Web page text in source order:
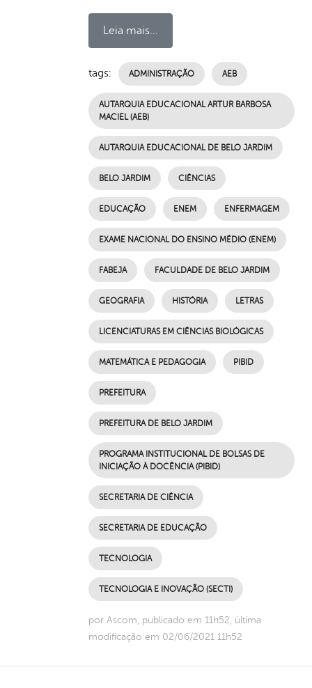
Leia mais...
tags: ADMINISTRAÇÃO AEB
AUTARQUIA EDUCACIONAL ARTUR BARBOSA
MACIEL (AEB)
AUTARQUIA EDUCACIONAL DE BELO JARDIM
BELO JARDIM CIÊNCIAS
EDUCAÇÃO ENEM ENFERMAGEM
EXAME NACIONAL DO ENSINO MÉDIO (ENEM)
FABEJA FACULDADE DE BELO JARDIM
GEOGRAFIA HISTÓRIA LETRAS
LICENCIATURAS EM CIÊNCIAS BIOLÓGICAS
MATEMÁTICA E PEDAGOGIA PIBID
PREFEITURA
PREFEITURA DE BELO JARDIM
PROGRAMA INSTITUCIONAL DE BOLSAS DE
INICIAÇÃO À DOCÊNCIA (PIBID)
SECRETARIA DE CIÊNCIA
SECRETARIA DE EDUCAÇÃO
TECNOLOGIA
TECNOLOGIA E INOVAÇÃO (SECTI)
por Ascom, publicado em 11h52, última
modificação em 02/06/2021 11h52